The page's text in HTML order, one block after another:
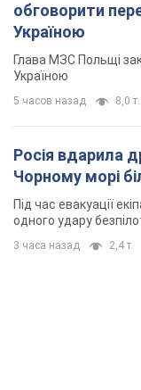
обговорити
Україною
Глава МЗС Польщі
Україною
5 часов назад 8,0 т.
Росія вдарила
Чорному морі
Під час евакуації
одного удару
3 часа назад 2,4 т.